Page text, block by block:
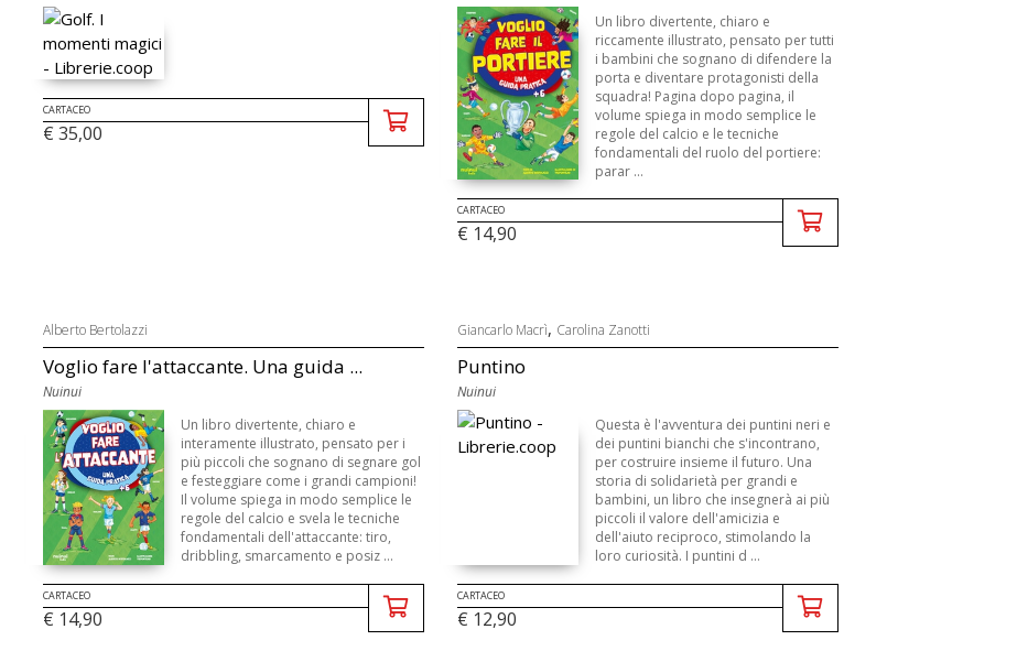
CARTACEO
€ 35,00
Un libro divertente, chiaro e
riccamente illustrato, pensato per tutti
i bambini che sognano di difendere la
porta e diventare protagonisti della
squadra! Pagina dopo pagina, il
volume spiega in modo semplice le
regole del calcio e le tecniche
fondamentali del ruolo del portiere:
parar ...
CARTACEO
€ 14,90
Alberto Bertolazzi
Voglio fare l'attaccante. Una guida ...
Nuinui
Un libro divertente, chiaro e
interamente illustrato, pensato per i
più piccoli che sognano di segnare gol
e festeggiare come i grandi campioni!
Il volume spiega in modo semplice le
regole del calcio e svela le tecniche
fondamentali dell'attaccante: tiro,
dribbling, smarcamento e posiz ...
CARTACEO
€ 14,90
Giancarlo Macrì, Carolina Zanotti
Puntino
Nuinui
Questa è l'avventura dei puntini neri e
dei puntini bianchi che s'incontrano,
per costruire insieme il futuro. Una
storia di solidarietà per grandi e
bambini, un libro che insegnerà ai più
piccoli il valore dell'amicizia e
dell'aiuto reciproco, stimolando la
loro curiosità. I puntini d ...
CARTACEO
€ 12,90